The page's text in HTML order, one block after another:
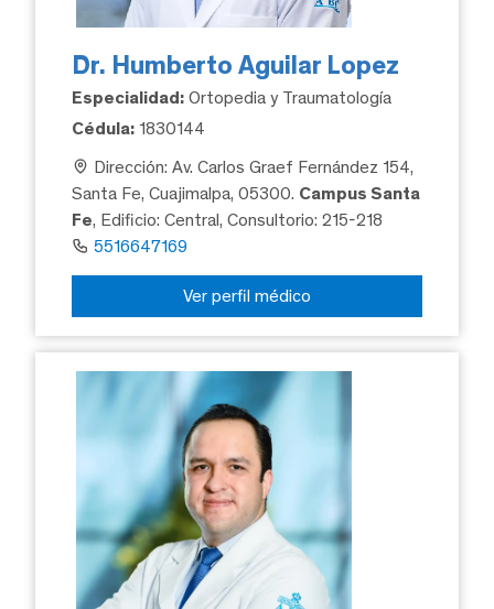
Dr. Humberto Aguilar Lopez
Especialidad: Ortopedia y Traumatología
Cédula: 1830144
Dirección: Av. Carlos Graef Fernández 154,
Santa Fe, Cuajimalpa, 05300. Campus Santa
Fe, Edificio: Central, Consultorio: 215-218
5516647169
Ver perfil médico